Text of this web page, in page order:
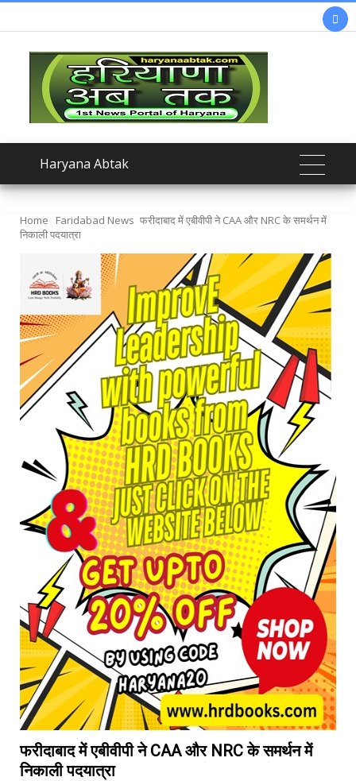

Haryana Abtak
Home Faridabad News फरीदाबाद में एबीवीपी ने CAA और NRC के समर्थन में
निकाली पदयात्रा
फरीदाबाद में एबीवीपी ने CAA और NRC के समर्थन में
निकाली पदयात्रा